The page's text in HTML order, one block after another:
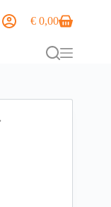
€ 0,00